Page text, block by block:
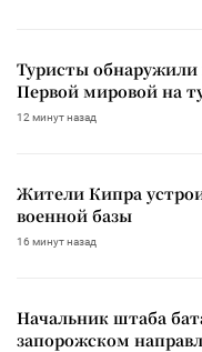
Туристы обнаружили
Первой мировой на
12 минут назад
Жители Кипра
военной базы
16 минут назад
Начальник штаба
запорожском